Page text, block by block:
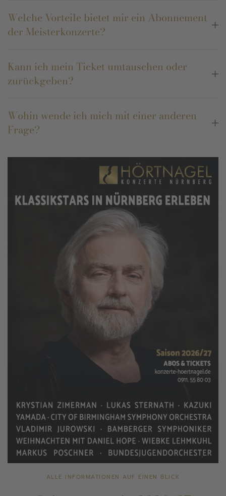
Welche Vorteile bietet mir ein Abonnement
der Meisterkonzerte?
Kann ich mein Ticket umtauschen oder
zurückgeben?
Wohin wende ich mich mit einer anderen
Frage?
ALLE INFORMATIONEN AUF EINEN BLICK